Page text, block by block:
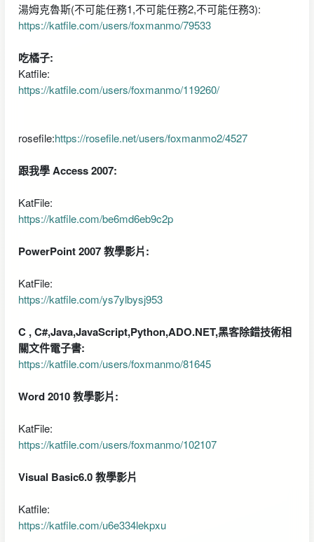
湯姆克魯斯(不可能任務1,不可能任務2,不可能任務3):
https://katfile.com/users/foxmanmo/79533
吃橘子:
Katfile:
https://katfile.com/users/foxmanmo/119260/
rosefile:https://rosefile.net/users/foxmanmo2/4527
跟我學 Access 2007:
KatFile:
https://katfile.com/be6md6eb9c2p
PowerPoint 2007 教學影片:
KatFile:
https://katfile.com/ys7ylbysj953
C , C#,Java,JavaScript,Python,ADO.NET,黑客除錯技術相
關文件電子書:
https://katfile.com/users/foxmanmo/81645
Word 2010 教學影片:
KatFile:
https://katfile.com/users/foxmanmo/102107
Visual Basic6.0 教學影片
Katfile:
https://katfile.com/u6e334lekpxu